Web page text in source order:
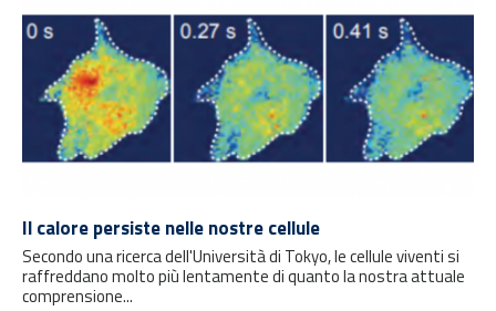
Il calore persiste nelle nostre cellule
Secondo una ricerca dell'Università di Tokyo, le cellule viventi si
raffreddano molto più lentamente di quanto la nostra attuale
comprensione...